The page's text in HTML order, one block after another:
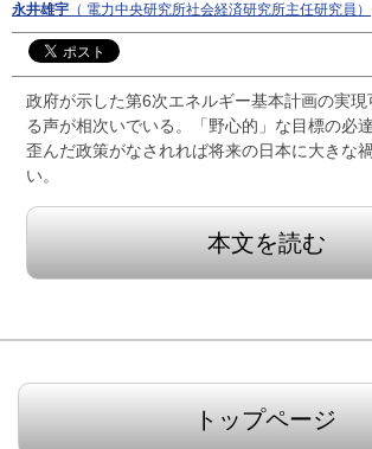
永井雄宇 （ 電力中央研究所社会経済研究所主任研究員）
政府が示した第6次エネルギー基本計画の実
る声が相次いでいる。「野心的」な目標の必
歪んだ政策がなされれば将来の日本に大きな
い。
本文を読む
トップページ